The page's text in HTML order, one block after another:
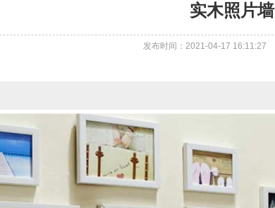
实木照片墙
发布时间：2021-04-17 16:11:27